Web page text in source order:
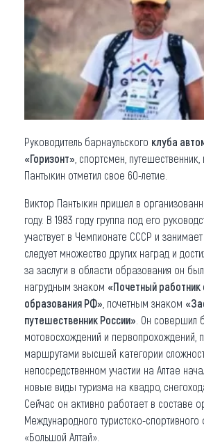
О регионе
Коллекция впечатлений
Другие рубрики
Руководитель барнаульского клуба
«Горизонт» , спортсмен,
Пантыкин отметил свое 60-летие.
Виктор Пантыкин пришел в
году. В 1983 году группа под его
участвует в Чемпионате СССР и
следует множество других наград и
за заслуги в области образования он
нагрудным знаком «Почетный
образования РФ» , почетным знаком
путешественник России» . Он совершил
мотовосхождений и первопрохождений,
маршрутами высшей категории
непосредственном участии на Алтае
новые виды туризма на квадро,
Сейчас он активно работает в составе
Международного туристско-спортивного
«Большой Алтай».